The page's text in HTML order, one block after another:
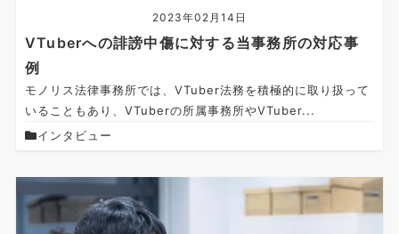
2023年02月14日
VTuberへの誹謗中傷に対する当事務所の対応事
例
モノリス法律事務所では、VTuber法務を積極的に取り扱って
いることもあり、VTuberの所属事務所やVTuber...
インタビュー